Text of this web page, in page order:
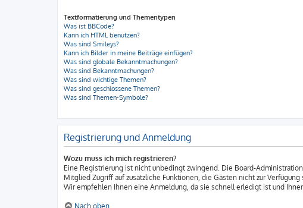
Textformatierung und Thementypen
Was ist BBCode?
Kann ich HTML benutzen?
Was sind Smileys?
Kann ich Bilder in meine Beiträge einfügen?
Was sind globale Bekanntmachungen?
Was sind Bekanntmachungen?
Was sind wichtige Themen?
Was sind geschlossene Themen?
Was sind Themen-Symbole?
Registrierung und Anmeldung
Wozu muss ich mich registrieren?
Eine Registrierung ist nicht unbedingt zwingend. Die Board-
Mitglied Zugriff auf zusätzliche Funktionen, die Gästen nicht zur
Wir empfehlen Ihnen eine Anmeldung, da sie schnell erledigt ist und
Nach oben